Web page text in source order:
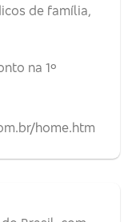
de família,
na 1º
home.htm